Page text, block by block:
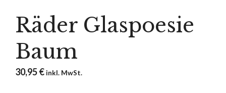
Räder Glaspoesie
Baum
30,95€ inkl. MwSt.